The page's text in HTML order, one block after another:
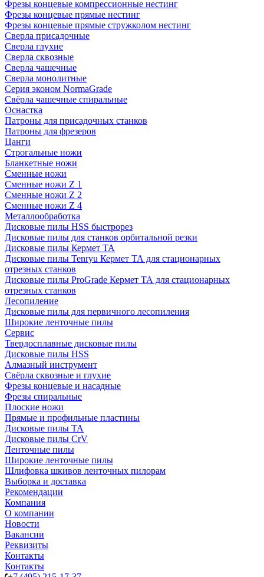
Фрезы концевые компрессионные нестинг
Фрезы концевые прямые нестинг
Фрезы концевые прямые стружколом нестинг
Сверла присадочные
Сверла глухие
Сверла сквозные
Сверла чашечные
Сверла монолитные
Серия эконом NormaGrade
Свёрла чашечные спиральные
Оснастка
Патроны для присадочных станков
Патроны для фрезеров
Цанги
Строгальные ножи
Бланкетные ножи
Сменные ножи
Сменные ножи Z 1
Сменные ножи Z 2
Сменные ножи Z 4
Металлообработка
Дисковые пилы HSS быстрорез
Дисковые пилы для станков орбитальной резки
Дисковые пилы Кермет ТА
Дисковые пилы Tenryu Кермет ТА для стационарных
отрезных станков
Дисковые пилы ProGrade Кермет ТА для стационарных
отрезных станков
Лесопиление
Дисковые пилы для первичного лесопиления
Широкие ленточные пилы
Сервис
Твердосплавные дисковые пилы
Дисковые пилы HSS
Алмазный инструмент
Свёрла сквозные и глухие
Фрезы концевые и насадные
Фрезы спиральные
Плоские ножи
Прямые и профильные пластины
Дисковые пилы TA
Дисковые пилы CrV
Ленточные пилы
Широкие ленточные пилы
Шлифовка шкивов ленточных пилорам
Выборка и доставка
Рекомендации
Компания
О компании
Новости
Вакансии
Реквизиты
Контакты
Контакты